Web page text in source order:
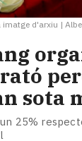
imatge d'arxiu |
sota
25%